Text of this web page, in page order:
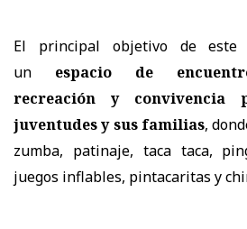
El principal objetivo de este
un
espacio de
recreación y convivencia
juventudes y sus familias,
zumba, patinaje, taca taca,
juegos inflables, pintacaritas y